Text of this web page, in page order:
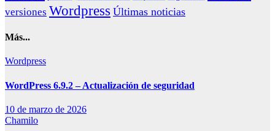
versiones Wordpress Últimas noticias
Más...
Wordpress
WordPress 6.9.2 – Actualización de seguridad
10 de marzo de 2026
Chamilo